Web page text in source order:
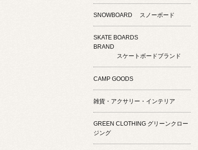
SNOWBOARD スノーボード
SKATE BOARDS
BRAND
スケートボードブランド
CAMP GOODS
雑貨・アクサリー・インテリア
GREEN CLOTHING グリーンクロー
ジング